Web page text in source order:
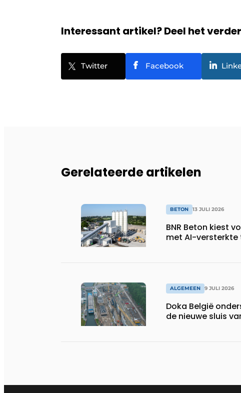
Interessant artikel? Deel het
Twitter Facebook
Gerelateerde artikelen
BETON 13 JULI 2026
BNR Beton kiest
met AI-versterkte
ALGEMEEN 9 JULI 2026
Doka België
de nieuwe sluis